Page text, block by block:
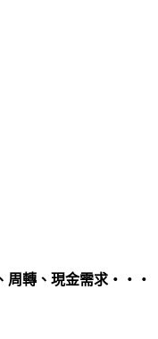
周轉、現金需求‧‧‧